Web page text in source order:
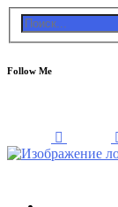
Follow Me